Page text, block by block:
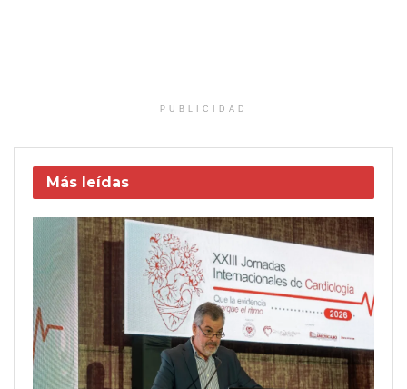
PUBLICIDAD
Más leídas